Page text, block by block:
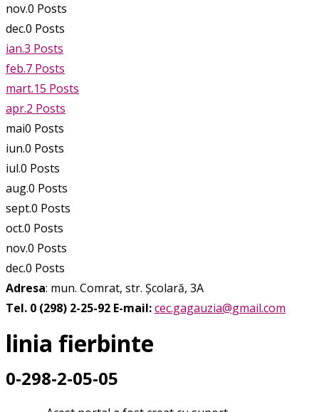
nov.0 Posts
dec.0 Posts
ian.3 Posts
feb.7 Posts
mart.15 Posts
apr.2 Posts
mai0 Posts
iun.0 Posts
iul.0 Posts
aug.0 Posts
sept.0 Posts
oct.0 Posts
nov.0 Posts
dec.0 Posts
Adresa: mun. Comrat, str. Școlară, 3A
Tel. 0 (298) 2-25-92 E-mail:cec.gagauzia@gmail.com
linia fierbinte
0-298-2-05-05